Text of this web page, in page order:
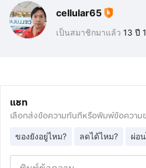
cellular65
เป็นสมาชิกมาแล้ว 13 ปี
แชท
เลือกส่งข้อความทันทีหรือพิมพ์ข้อความ
ของยังอยู่ไหม? ลดได้ไหม? ผ่อ